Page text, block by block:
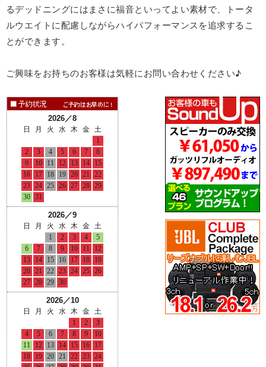
るデッドニングにはまさに福音といってよい素材で、トータ
ルウエイトに配慮しながらハイパフォーマンスを追求するこ
とができます。
ご興味をお持ちのお客様は気軽にお問い合わせください♪